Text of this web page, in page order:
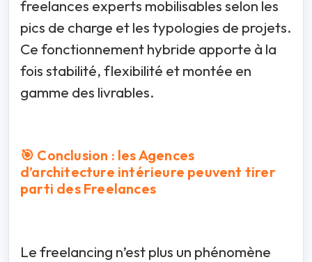
freelances experts mobilisables selon les
pics de charge et les typologies de projets.
Ce fonctionnement hybride apporte à la
fois stabilité, flexibilité et montée en
gamme des livrables.
🎯 Conclusion : les Agences
d’architecture intérieure peuvent tirer
parti des Freelances
Le freelancing n’est plus un phénomène